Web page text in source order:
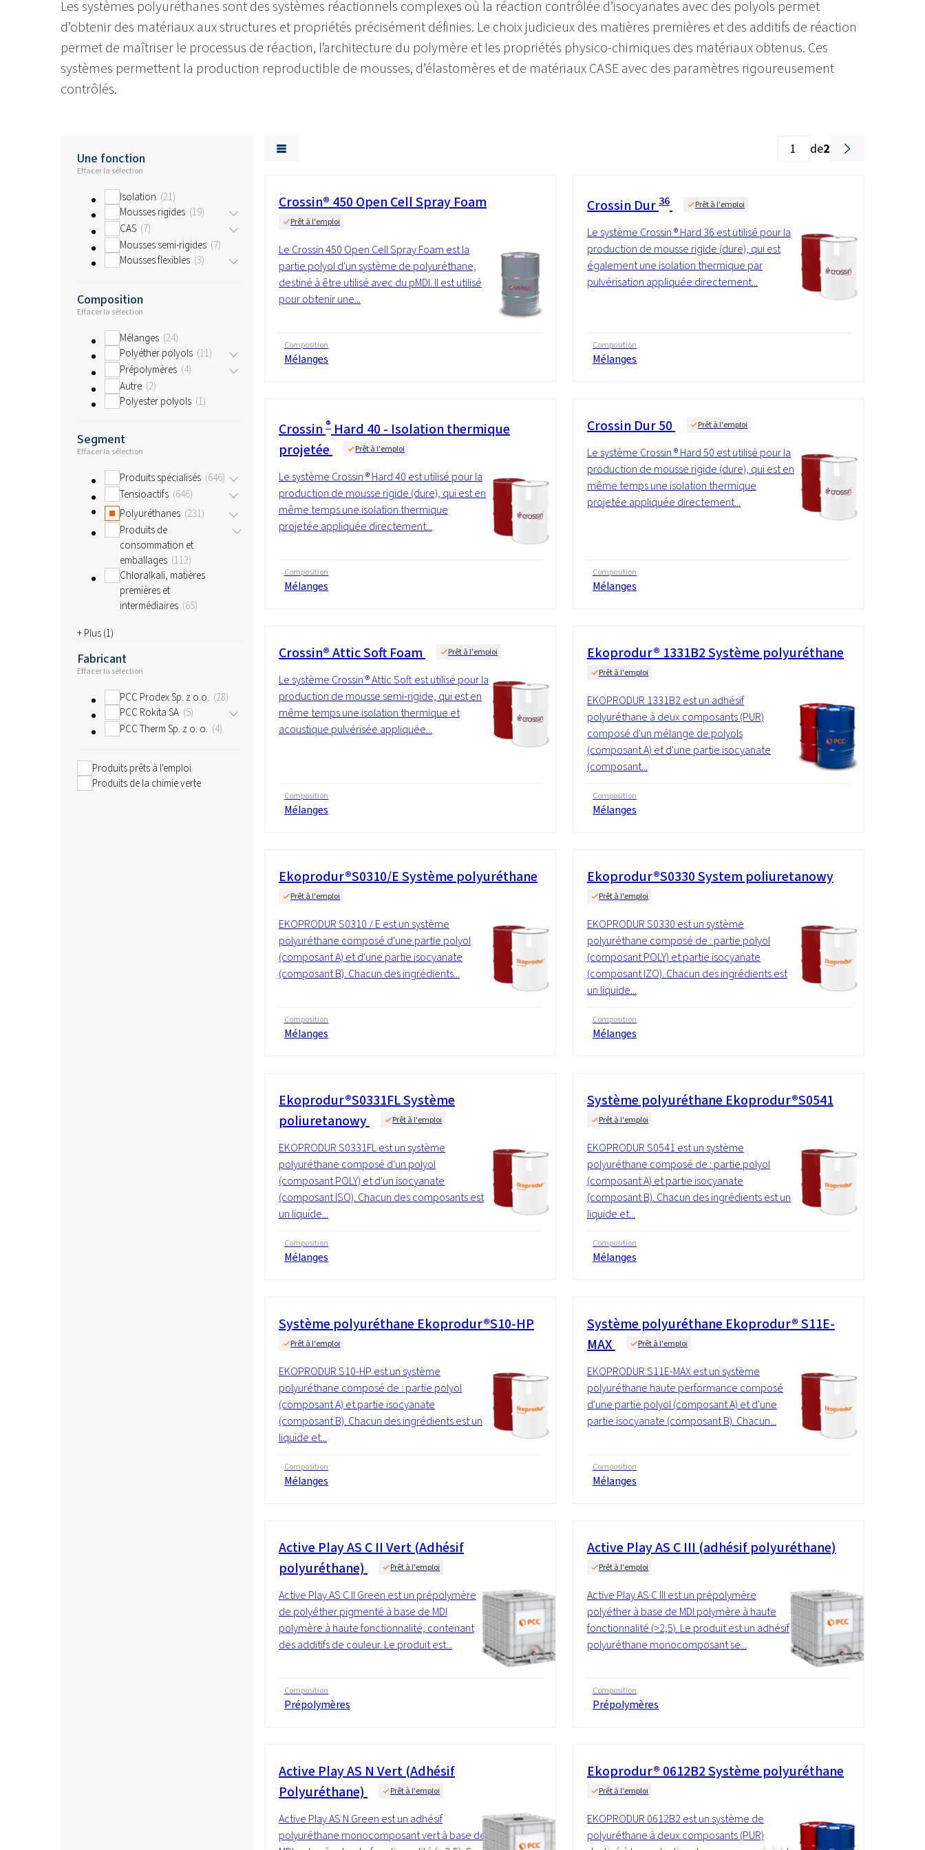
Les systèmes polyuréthanes sont des systèmes réactionnels complexes où la réaction contrôlée d’isocyanates avec des polyols permet
d’obtenir des matériaux aux structures et propriétés précisément définies. Le choix judicieux des matières premières et des additifs de réaction
permet de maîtriser le processus de réaction, l’architecture du polymère et les propriétés physico-chimiques des matériaux obtenus. Ces
systèmes permettent la production reproductible de mousses, d’élastomères et de matériaux CASE avec des paramètres rigoureusement
contrôlés.
Une fonction
Effacer la sélection
Isolation 21
Mousses rigides 19
CAS 7
Mousses semi-rigides 7
Mousses flexibles 3
Composition
Effacer la sélection
Mélanges 24
Polyéther polyols 11
Prépolymères 4
Autre 2
Polyester polyols 1
Segment
Effacer la sélection
Produits spécialisés 646
Tensioactifs 646
Polyuréthanes 231
Produits de
consommation et
emballages 112
Chloralkali, matières
premières et
intermédiaires 65
+ Plus (1)
Fabricant
Effacer la sélection
PCC Prodex Sp. z o.o. 28
PCC Rokita SA 5
PCC Therm Sp. z o. o. 4
Produits prêts à l'emploi
Produits de la chimie verte
de2
Crossin® 450 Open Cell Spray Foam
Prêt à l'emploi
Le Crossin 450 Open Cell Spray Foam est la
partie polyol d'un système de polyuréthane,
destiné à être utilisé avec du pMDI. Il est utilisé
pour obtenir une...
Composition
Mélanges
Crossin Dur 36 Prêt à l'emploi
Le système Crossin ® Hard 36 est utilisé pour la
production de mousse rigide (dure), qui est
également une isolation thermique par
pulvérisation appliquée directement...
Composition
Mélanges
Crossin ®Hard 40 - Isolation thermique
projetée
Prêt à l'emploi
Le système Crossin ® Hard 40 est utilisé pour la
production de mousse rigide (dure), qui est en
même temps une isolation thermique
projetée appliquée directement...
Composition
Mélanges
Crossin Dur 50 Prêt à l'emploi
Le système Crossin ® Hard 50 est utilisé pour la
production de mousse rigide (dure), qui est en
même temps une isolation thermique
projetée appliquée directement...
Composition
Mélanges
Crossin® Attic Soft Foam Prêt à l'emploi
Le système Crossin ® Attic Soft est utilisé pour la
production de mousse semi-rigide, qui est en
même temps une isolation thermique et
acoustique pulvérisée appliquée...
Composition
Mélanges
Ekoprodur® 1331B2 Système polyuréthane
Prêt à l'emploi
EKOPRODUR 1331B2 est un adhésif
polyuréthane à deux composants (PUR)
composé d'un mélange de polyols
(composant A) et d'une partie isocyanate
(composant...
Composition
Mélanges
Ekoprodur®S0310/E Système polyuréthane
Prêt à l'emploi
EKOPRODUR S0310 / E est un système
polyuréthane composé d'une partie polyol
(composant A) et d'une partie isocyanate
(composant B). Chacun des ingrédients...
Composition
Mélanges
Ekoprodur®S0330 System poliuretanowy
Prêt à l'emploi
EKOPRODUR S0330 est un système
polyuréthane composé de : partie polyol
(composant POLY) et partie isocyanate
(composant IZO). Chacun des ingrédients est
un liquide...
Composition
Mélanges
Ekoprodur®S0331FL Système
poliuretanowy
Prêt à l'emploi
EKOPRODUR S0331FL est un système
polyuréthane composé d'un polyol
(composant POLY) et d'un isocyanate
(composant ISO). Chacun des composants est
un liquide...
Composition
Mélanges
Système polyuréthane Ekoprodur®S0541
Prêt à l'emploi
EKOPRODUR S0541 est un système
polyuréthane composé de : partie polyol
(composant A) et partie isocyanate
(composant B). Chacun des ingrédients est un
liquide et...
Composition
Mélanges
Système polyuréthane Ekoprodur®S10-HP
Prêt à l'emploi
EKOPRODUR S10-HP est un système
polyuréthane composé de : partie polyol
(composant A) et partie isocyanate
(composant B). Chacun des ingrédients est un
liquide et...
Composition
Mélanges
Système polyuréthane Ekoprodur® S11E-
MAX
Prêt à l'emploi
EKOPRODUR S11E-MAX est un système
polyuréthane haute performance composé
d'une partie polyol (composant A) et d'une
partie isocyanate (composant B). Chacun...
Composition
Mélanges
Active Play AS C II Vert (Adhésif
polyuréthane)
Prêt à l'emploi
Active Play AS C II Green est un prépolymère
de polyéther pigmenté à base de MDI
polymère à haute fonctionnalité, contenant
des additifs de couleur. Le produit est...
Composition
Prépolymères
Active Play AS C III (adhésif polyuréthane)
Prêt à l'emploi
Active Play AS C III est un prépolymère
polyéther à base de MDI polymère à haute
fonctionnalité (>2,5). Le produit est un adhésif
polyuréthane monocomposant se...
Composition
Prépolymères
Active Play AS N Vert (Adhésif
Polyuréthane)
Prêt à l'emploi
Active Play AS N Green est un adhésif
polyuréthane monocomposant vert à base de
Ekoprodur® 0612B2 Système polyuréthane
Prêt à l'emploi
EKOPRODUR 0612B2 est un système de
polyuréthane à deux composants (PUR)